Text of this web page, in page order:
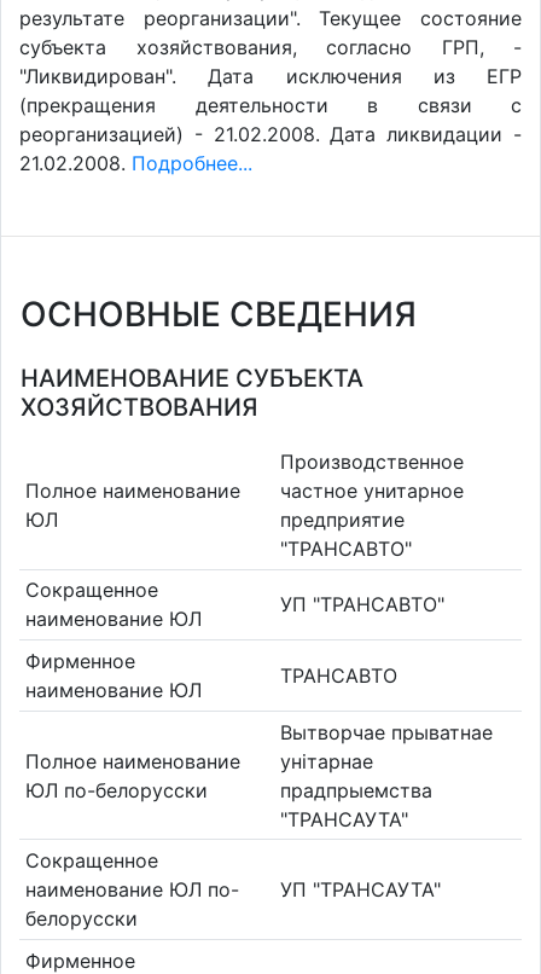
результате реорганизации". Текущее состояние
субъекта хозяйствования, согласно ГРП, -
"Ликвидирован". Дата исключения из ЕГР
(прекращения деятельности в связи с
реорганизацией) - 21.02.2008. Дата ликвидации -
21.02.2008. Подробнее...
ОСНОВНЫЕ СВЕДЕНИЯ
НАИМЕНОВАНИЕ СУБЪЕКТА
ХОЗЯЙСТВОВАНИЯ
Полное наименование
ЮЛ
Производственное
частное унитарное
предприятие
"ТРАНСАВТО"
Сокращенное
наименование ЮЛ
УП "ТРАНСАВТО"
Фирменное
наименование ЮЛ
ТРАНСАВТО
Полное наименование
ЮЛ по-белорусски
Вытворчае прыватнае
унiтарнае
прадпрыемства
"ТРАНСАУТА"
Сокращенное
наименование ЮЛ по-
белорусски
УП "ТРАНСАУТА"
Фирменное